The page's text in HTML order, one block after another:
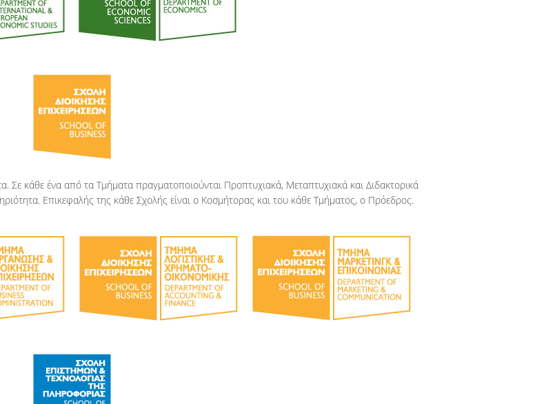
Σε κάθε ένα από τα Τμήματα πραγματοποιούνται Προπτυχιακά, Μεταπτυχιακά και Διδακτορικά
Επικεφαλής της κάθε Σχολής είναι ο Κοσμήτορας και του κάθε Τμήματος, ο Πρόεδρος.